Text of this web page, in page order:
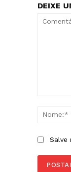
DEIXE
Salve